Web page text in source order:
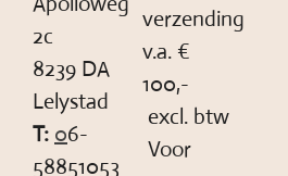
2c
8239 DA
Lelystad
T: 06-
58851053
verzending
v.a. €
100,-
excl. btw
Voor